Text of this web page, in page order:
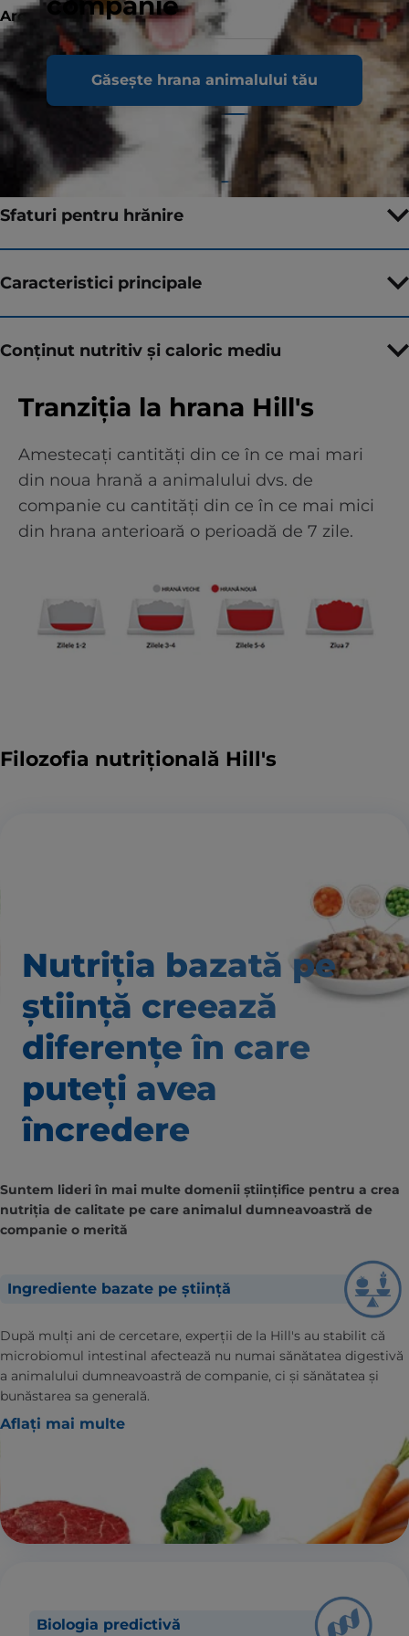
Găsește hrana animalului tău
Aroma
Dimensiuni 85g
Ingrediente
Sfaturi pentru hrănire
Caracteristici principale
Conținut nutritiv și caloric mediu
Tranziția la hrana Hill's
Amestecați cantități din ce în ce mai mari
din noua hrană a animalului dvs. de
companie cu cantități din ce în ce mai mici
din hrana anterioară o perioadă de 7 zile.
Filozofia nutrițională Hill's
Nutriția bazată pe
știință creează
diferențe în care
puteți avea
încredere
Suntem lideri în mai multe domenii științifice pentru a crea
nutriția de calitate pe care animalul dumneavoastră de
companie o merită
Ingrediente bazate pe știință
După mulți ani de cercetare, experții de la Hill's au stabilit că
microbiomul intestinal afectează nu numai sănătatea digestivă
a animalului dumneavoastră de companie, ci și sănătatea și
bunăstarea sa generală.
Aflați mai multe
Biologia predictivă